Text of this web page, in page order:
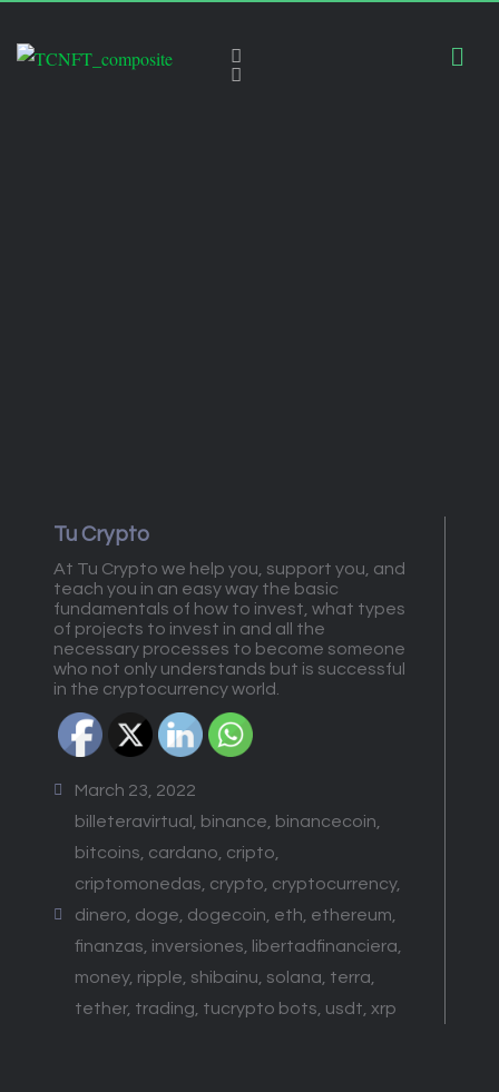
Tu Crypto
At Tu Crypto we help you, support you, and
teach you in an easy way the basic
fundamentals of how to invest, what types
of projects to invest in and all the
necessary processes to become someone
who not only understands but is successful
in the cryptocurrency world.
March 23, 2022
billeteravirtual
binance binancecoin
bitcoins cardano cripto
criptomonedas crypto cryptocurrency,
dinero doge dogecoin eth ethereum
finanzas inversiones libertadfinanciera
money, ripple shibainu solana terra
tether, trading tucrypto bots usdt xrp